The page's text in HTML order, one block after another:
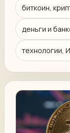
биткоин,
деньги и
технологии,